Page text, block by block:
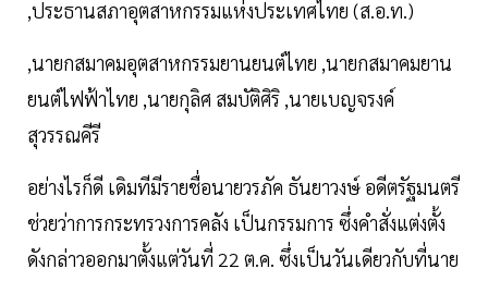
,ประธานสภาอุตสาหกรรมแห่งประเทศไทย (ส.อ.ท.)
,นายกสมาคมอุตสาหกรรมยานยนต์ไทย ,นายกสมาคมยาน
ยนต์ไฟฟ้าไทย ,นายกุลิศ สมบัติศิริ ,นายเบญจรงค์
สุวรรณคีรี
อย่างไรก็ดี เดิมทีมีรายชื่อนายวรภัค ธันยาวงษ์ อดีตรัฐมนตรี
ช่วยว่าการกระทรวงการคลัง เป็นกรรมการ ซึ่งคำสั่งแต่งตั้ง
ดังกล่าวออกมาตั้งแต่วันที่ 22 ต.ค. ซึ่งเป็นวันเดียวกับที่นาย